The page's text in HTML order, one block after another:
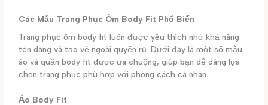
Các Mẫu Trang Phục Ôm Body Fit Phổ Biến
Trang phục ôm body fit luôn được yêu thích nhờ khả năng
tôn dáng và tạo vẻ ngoài quyến rũ. Dưới đây là một số mẫu
áo và quần body fit được ưa chuộng, giúp bạn dễ dàng lựa
chọn trang phục phù hợp với phong cách cá nhân.
Áo Body Fit